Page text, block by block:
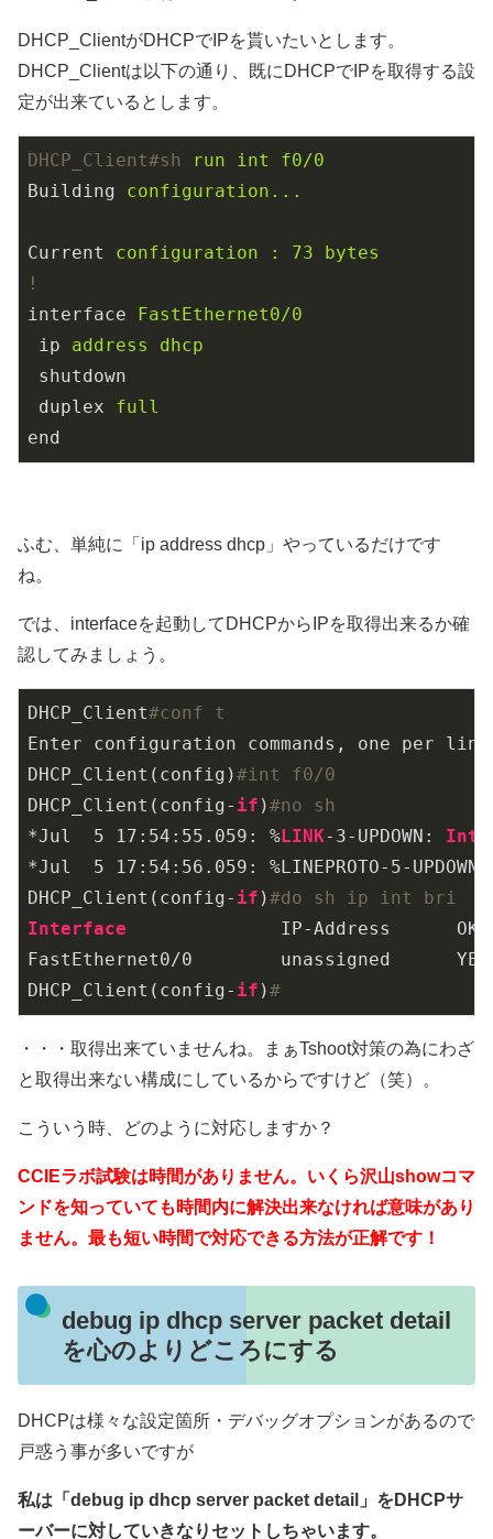
DHCP_ClientがDHCPでIPを貰いたいとします。
DHCP_Clientは以下の通り、既にDHCPでIPを取得する設
定が出来ているとします。
DHCP_Client#sh
run int f0/0
Building
configuration...
Current
configuration : 73 bytes
!
interface
FastEthernet0/0
ip
address dhcp
shutdown
duplex
full
end
ふむ、単純に「ip address dhcp」やっているだけです
ね。
では、interfaceを起動してDHCPからIPを取得出来るか確
認してみましょう。
DHCP_Client#conf t
Enter configuration commands, one per
DHCP_Client(config)#int f0/0
DHCP_Client(config- if )#no sh
*Jul 5 17 : 54 : 55.059 : % LINK-3-UPDOWN:
*Jul 5 17 : 54 : 56.059 : %LINEPROTO-5-
DHCP_Client(config- if )#do sh ip int bri
Interface
IP-Address
FastEthernet0/0
unassigned
DHCP_Client(config- if )#
・・・取得出来ていませんね。まぁTshoot対策の為にわざ
と取得出来ない構成にしているからですけど（笑）。
こういう時、どのように対応しますか？
CCIEラボ試験は時間がありません。いくら沢山showコマ
ンドを知っていても時間内に解決出来なければ意味があり
ません。最も短い時間で対応できる方法が正解です！
debug ip dhcp server packet detail
を心のよりどころにする
DHCPは様々な設定箇所・デバッグオプションがあるので
戸惑う事が多いですが
私は「debug ip dhcp server packet detail」をDHCPサ
ーバーに対していきなりセットしちゃいます。